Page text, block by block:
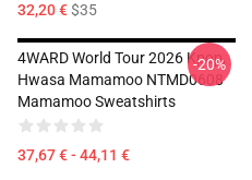
32,20 €$35
4WARD World Tour 2026 Kpop,
Hwasa Mamamoo NTMD0608
Mamamoo Sweatshirts
37,67 € - 44,11 €
-20%